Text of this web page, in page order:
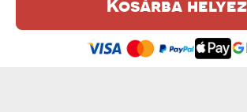
Kosárba helyez
Ez a weboldal sütiket (cookie-kat) használ. A
Adatvédelmi Szabályzatban olvashatsz..